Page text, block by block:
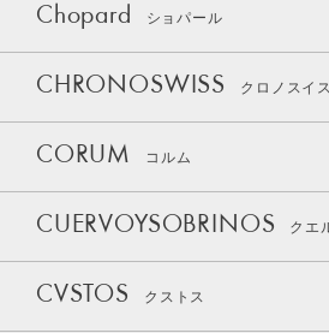
Chopard ショパール
CHRONOSWISS クロノスイス
CORUM コルム
CUERVOYSOBRINOS クエ
CVSTOS クストス